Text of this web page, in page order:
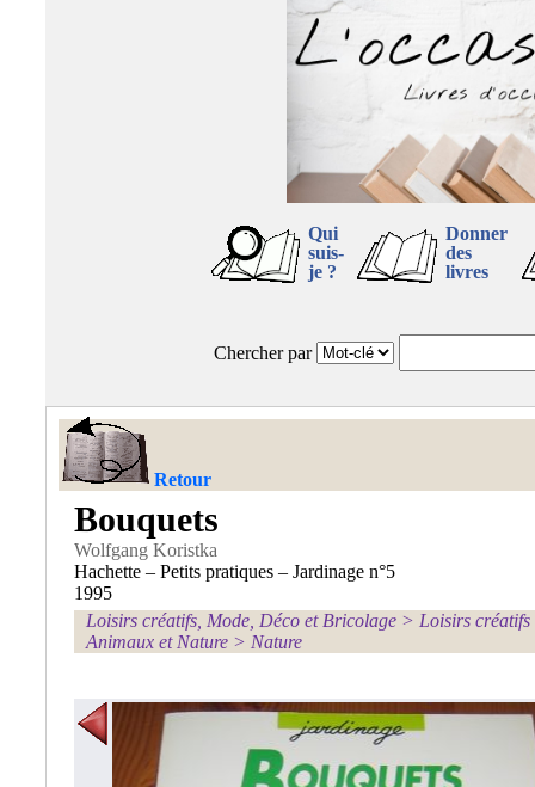
Qui
suis-
je ?
Donner
des
livres
Chercher par
Retour
Bouquets
Wolfgang Koristka
Hachette – Petits pratiques – Jardinage n°5
1995
Loisirs créatifs, Mode, Déco et Bricolage > Loisirs créatifs
Animaux et Nature > Nature